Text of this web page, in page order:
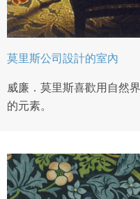
莫里斯公司設計的室內
威廉．莫里斯喜歡用自然
的元素。